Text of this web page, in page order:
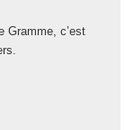
Gramme, c’est